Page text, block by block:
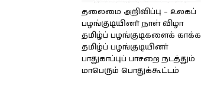
தலைமை அறிவிப்பு – உலகப்
பழங்குடியினர் நாள் விழா
தமிழ்ப் பழங்குடிகளைக் காக்க
தமிழ்ப் பழங்குடியினர்
பாதுகாப்புப் பாசறை நடத்தும்
மாபெரும் பொதுக்கூட்டம்